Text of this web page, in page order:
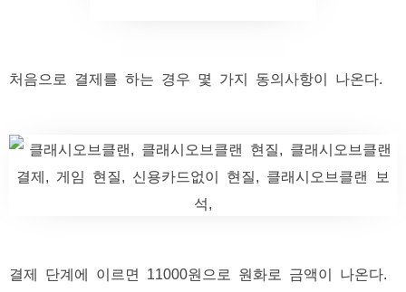
처음으로 결제를 하는 경우 몇 가지 동의사항이 나온다.
결제 단계에 이르면 11000원으로 원화로 금액이 나온다.